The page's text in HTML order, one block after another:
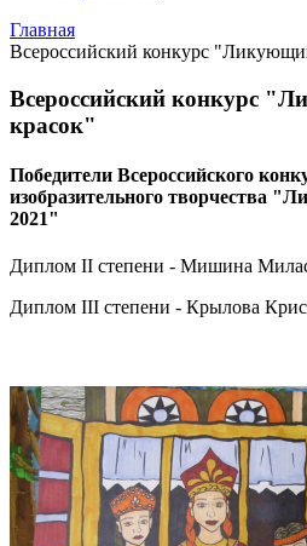
Главная
Всероссийский конкурс
Всероссийский конкурс
красок"
Победители Всероссийского
изобразительного творчества
2021"
Диплом II степени - Мишина
Диплом III степени - Крылова